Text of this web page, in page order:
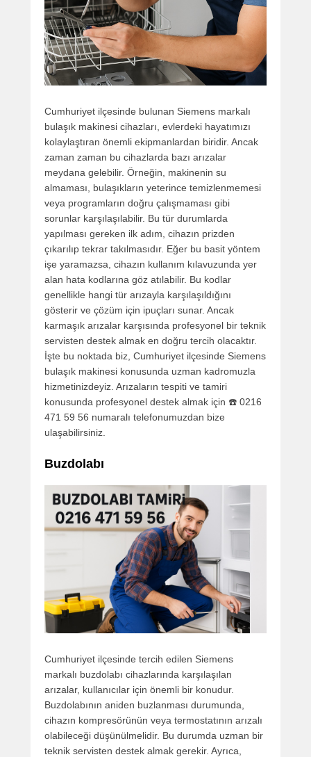
Cumhuriyet ilçesinde bulunan Siemens markalı
bulaşık makinesi cihazları, evlerdeki hayatımızı
kolaylaştıran önemli ekipmanlardan biridir. Ancak
zaman zaman bu cihazlarda bazı arızalar
meydana gelebilir. Örneğin, makinenin su
almaması, bulaşıkların yeterince temizlenmemesi
veya programların doğru çalışmaması gibi
sorunlar karşılaşılabilir. Bu tür durumlarda
yapılması gereken ilk adım, cihazın prizden
çıkarılıp tekrar takılmasıdır. Eğer bu basit yöntem
işe yaramazsa, cihazın kullanım kılavuzunda yer
alan hata kodlarına göz atılabilir. Bu kodlar
genellikle hangi tür arızayla karşılaşıldığını
gösterir ve çözüm için ipuçları sunar. Ancak
karmaşık arızalar karşısında profesyonel bir teknik
servisten destek almak en doğru tercih olacaktır.
İşte bu noktada biz, Cumhuriyet ilçesinde Siemens
bulaşık makinesi konusunda uzman kadromuzla
hizmetinizdeyiz. Arızaların tespiti ve tamiri
konusunda profesyonel destek almak için ☎️ 0216
471 59 56 numaralı telefonumuzdan bize
ulaşabilirsiniz.
Buzdolabı
Cumhuriyet ilçesinde tercih edilen Siemens
markalı buzdolabı cihazlarında karşılaşılan
arızalar, kullanıcılar için önemli bir konudur.
Buzdolabının aniden buzlanması durumunda,
cihazın kompresörünün veya termostatının arızalı
olabileceği düşünülmelidir. Bu durumda uzman bir
teknik servisten destek almak gerekir. Ayrıca,